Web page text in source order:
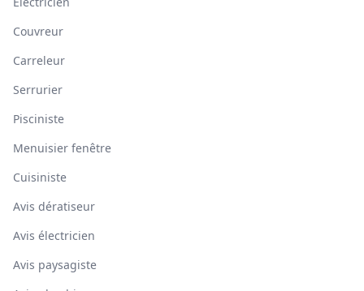
Couvreur
Carreleur
Serrurier
Pisciniste
Menuisier fenêtre
Cuisiniste
Avis dératiseur
Avis électricien
Avis paysagiste